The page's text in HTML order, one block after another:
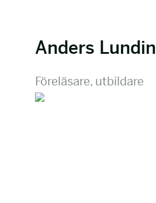
Anders Lundin
Föreläsare, utbildare